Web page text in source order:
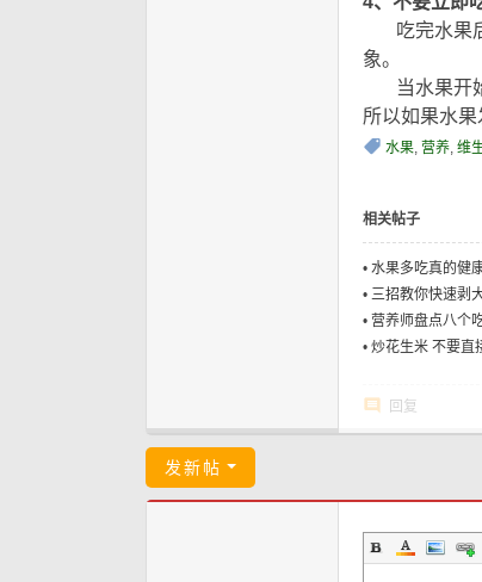
吃完水果后
象。
当水果开始
所以如果水果
水果, 营养, 维
相关帖子
• 水果多吃真的健
• 三招教你快速剥
• 营养师盘点八个
• 炒花生米 不要直
回复
发新帖